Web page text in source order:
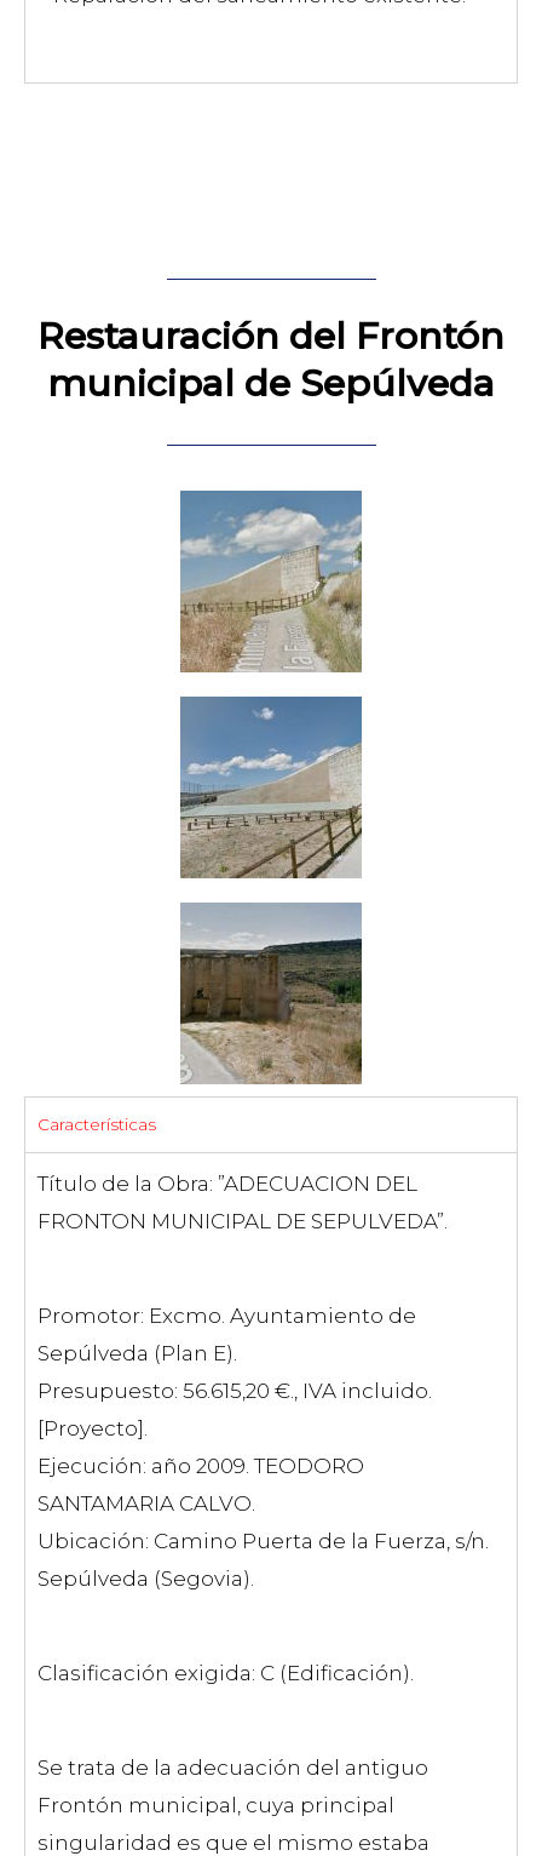
Restauración del Frontón
municipal de Sepúlveda
Características
Título de la Obra: ”ADECUACION DEL
FRONTON MUNICIPAL DE SEPULVEDA”.
Promotor: Excmo. Ayuntamiento de
Sepúlveda (Plan E).
Presupuesto: 56.615,20 €., IVA incluido.
[Proyecto].
Ejecución: año 2009. TEODORO
SANTAMARIA CALVO.
Ubicación: Camino Puerta de la Fuerza, s/n.
Sepúlveda (Segovia).
Clasificación exigida: C (Edificación).
Se trata de la adecuación del antiguo
Frontón municipal, cuya principal
singularidad es que el mismo estaba